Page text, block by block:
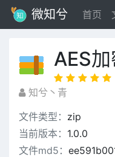
微知兮 首页
AES
知兮丶青
文件类型： zip
当前版本： 1.0.0
文件md5：